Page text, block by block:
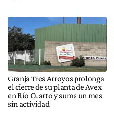
Granja Tres Arroyos prolonga
el cierre de su planta de Avex
en Río Cuarto y suma un mes
sin actividad